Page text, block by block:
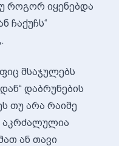
როგორ იყენებდა
ჩაქუჩს“
მსაჯულებს
დაბრუნების
თუ არა რაიმე
აკრძალულია
ან თავი